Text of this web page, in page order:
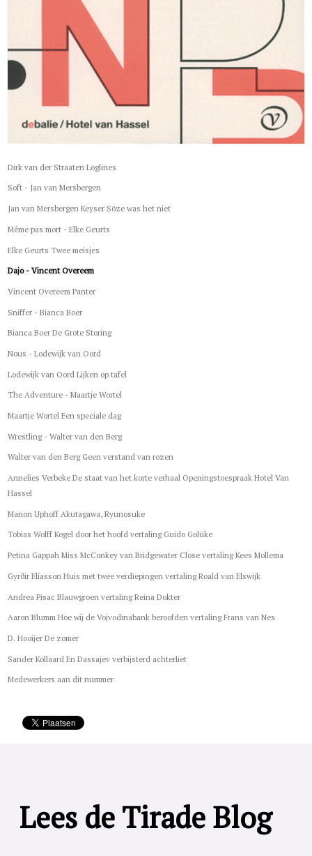
Dirk van der Straaten Loglines
Soft - Jan van Mersbergen
Jan van Mersbergen Keyser Söze was het niet
Même pas mort - Elke Geurts
Elke Geurts Twee meisjes
Dajo - Vincent Overeem
Vincent Overeem Panter
Sniffer - Bianca Boer
Bianca Boer De Grote Storing
Nous - Lodewijk van Oord
Lodewijk van Oord Lijken op tafel
The Adventure - Maartje Wortel
Maartje Wortel Een speciale dag
Wrestling - Walter van den Berg
Walter van den Berg Geen verstand van rozen
Annelies Verbeke De staat van het korte verhaal Openingstoespraak Hotel Van
Hassel
Manon Uphoff Akutagawa, Ryunosuke
Tobias Wolff Kogel door het hoofd vertaling Guido Golüke
Petina Gappah Miss McConkey van Bridgewater Close vertaling Kees Mollema
Gyrðir Elíasson Huis met twee verdiepingen vertaling Roald van Elswijk
Andrea Pisac Blauwgroen vertaling Reina Dokter
Aaron Blumm Hoe wij de Vojvodinabank beroofden vertaling Frans van Nes
D. Hooijer De zomer
Sander Kollaard En Dassajev verbijsterd achterliet
Medewerkers aan dit nummer
Lees de Tirade Blog